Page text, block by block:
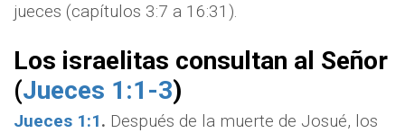
jueces (capítulos 3:7 a 16:31).
Los israelitas consultan al Señor
(Jueces 1:1-3)
Jueces 1:1. Después de la muerte de Josué, los